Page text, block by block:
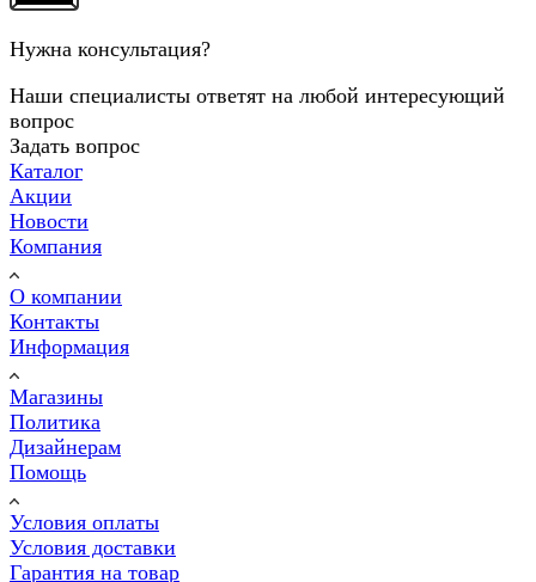
Нужна консультация?
Наши специалисты ответят на любой интересующий
вопрос
Задать вопрос
Каталог
Акции
Новости
Компания
О компании
Контакты
Информация
Магазины
Политика
Дизайнерам
Помощь
Условия оплаты
Условия доставки
Гарантия на товар